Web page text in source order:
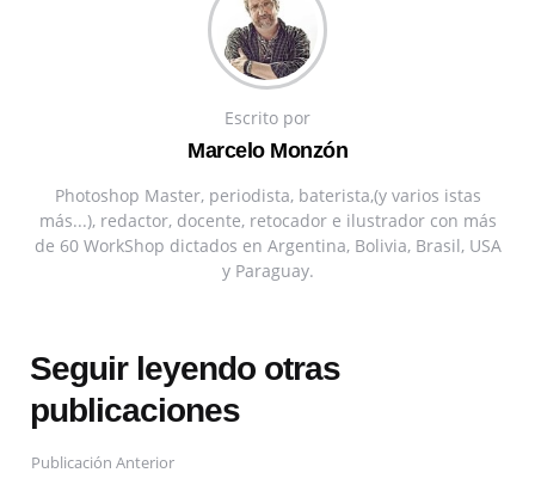
Escrito por
Marcelo Monzón
Photoshop Master, periodista, baterista,(y varios istas
más...), redactor, docente, retocador e ilustrador con más
de 60 WorkShop dictados en Argentina, Bolivia, Brasil, USA
y Paraguay.
Seguir leyendo otras
publicaciones
Publicación Anterior